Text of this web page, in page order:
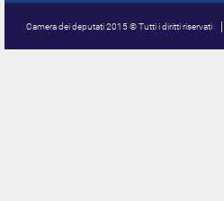
Camera dei deputati 2015 © Tutti i diritti riservati